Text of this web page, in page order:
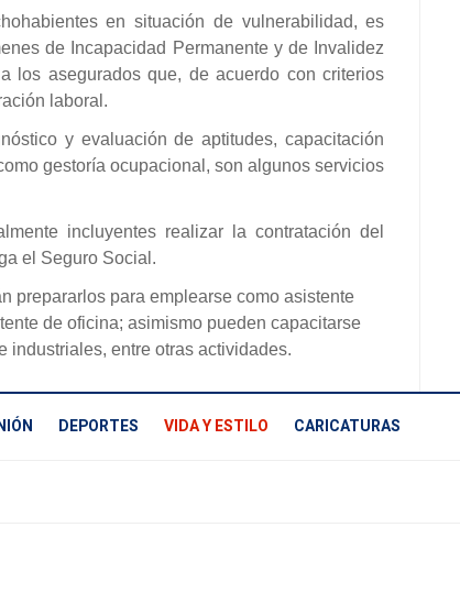
en situación de vulnerabilidad, es
de Incapacidad Permanente y de Invalidez
los asegurados que, de acuerdo con criterios
laboral.
y evaluación de aptitudes, capacitación
gestoría ocupacional, son algunos servicios
incluyentes realizar la contratación del
el Seguro Social.
prepararlos para emplearse como asistente
de oficina; asimismo pueden capacitarse
industriales, entre otras actividades.
DEPORTES VIDA Y ESTILO CARICATURAS